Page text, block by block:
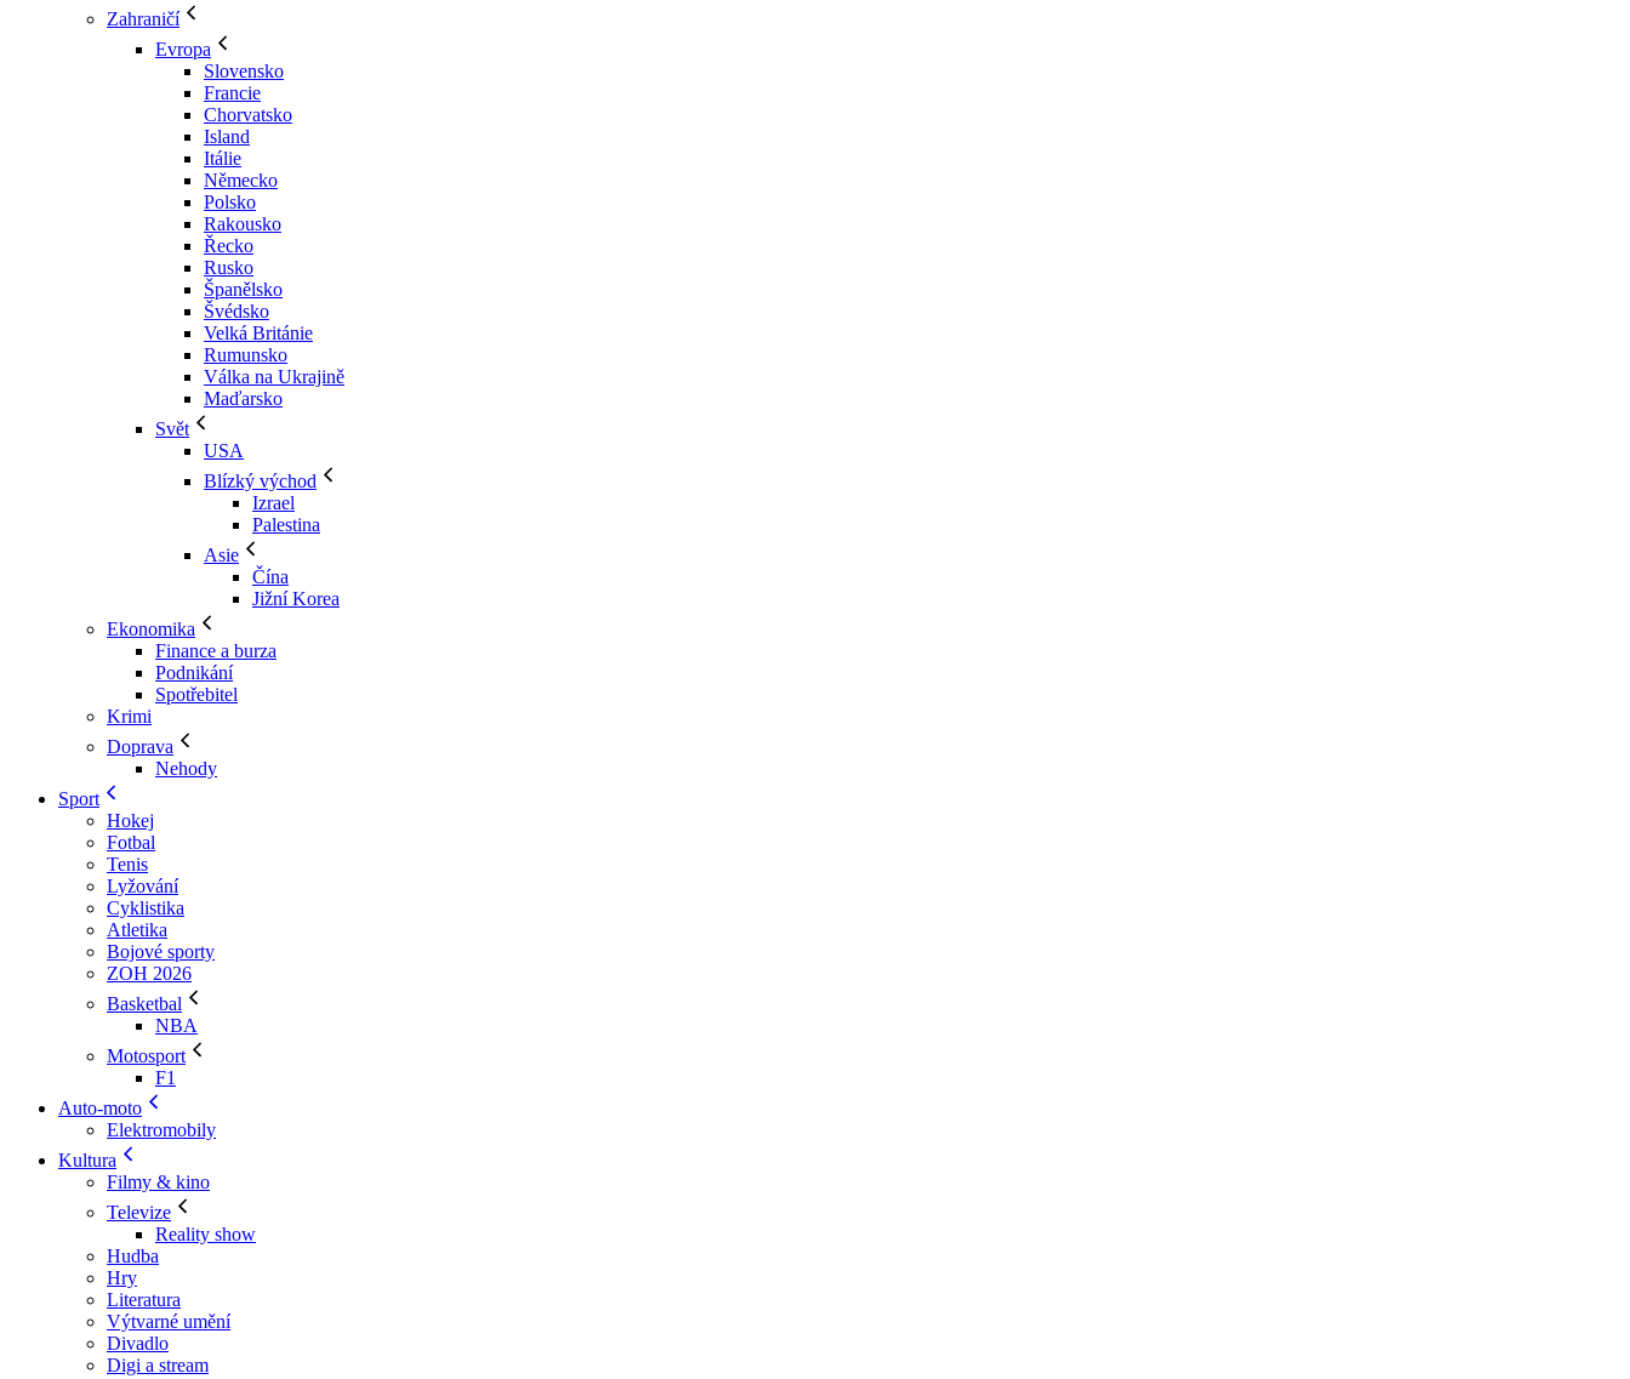
Zahraničí
Evropa
Slovensko
Francie
Chorvatsko
Island
Itálie
Německo
Polsko
Rakousko
Řecko
Rusko
Španělsko
Švédsko
Velká Británie
Rumunsko
Válka na Ukrajině
Maďarsko
Svět
USA
Blízký východ
Izrael
Palestina
Asie
Čína
Jižní Korea
Ekonomika
Finance a burza
Podnikání
Spotřebitel
Krimi
Doprava
Nehody
Sport
Hokej
Fotbal
Tenis
Lyžování
Cyklistika
Atletika
Bojové sporty
ZOH 2026
Basketbal
NBA
Motosport
F1
Auto-moto
Elektromobily
Kultura
Filmy & kino
Televize
Reality show
Hudba
Hry
Literatura
Výtvarné umění
Divadlo
Digi a stream